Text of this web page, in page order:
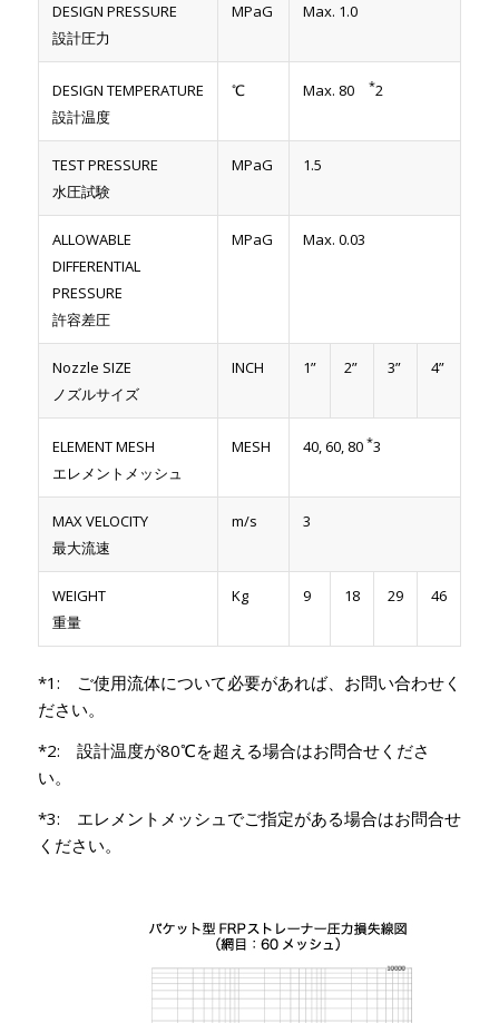
DESIGN PRESSURE
設計圧力
MPaG Max. 1.0
DESIGN TEMPERATURE
設計温度
℃ Max. 80 *2
TEST PRESSURE
水圧試験
MPaG 1.5
ALLOWABLE
DIFFERENTIAL
PRESSURE
許容差圧
MPaG Max. 0.03
Nozzle SIZE
ノズルサイズ
INCH 1” 2” 3” 4”
ELEMENT MESH
エレメントメッシュ
MESH 40, 60, 80 *3
MAX VELOCITY
最大流速
m/s 3
WEIGHT
重量
Kg 9 18 29 46
*1: ご使用流体について必要があれば、お問い合わせく
ださい。
*2: 設計温度が80℃を超える場合はお問合せくださ
い。
*3: エレメントメッシュでご指定がある場合はお問合せ
ください。